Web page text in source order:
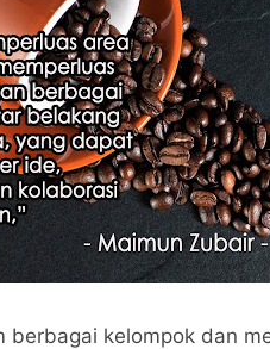
berbagai kelompok dan